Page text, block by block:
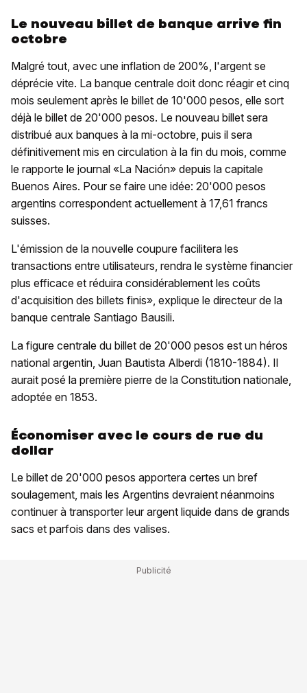
Le nouveau billet de banque arrive fin
octobre
Malgré tout, avec une inflation de 200%, l'argent se
déprécie vite. La banque centrale doit donc réagir et cinq
mois seulement après le billet de 10'000 pesos, elle sort
déjà le billet de 20'000 pesos. Le nouveau billet sera
distribué aux banques à la mi-octobre, puis il sera
définitivement mis en circulation à la fin du mois, comme
le rapporte le journal «La Nación» depuis la capitale
Buenos Aires. Pour se faire une idée: 20'000 pesos
argentins correspondent actuellement à 17,61 francs
suisses.
L'émission de la nouvelle coupure facilitera les
transactions entre utilisateurs, rendra le système financier
plus efficace et réduira considérablement les coûts
d'acquisition des billets finis», explique le directeur de la
banque centrale Santiago Bausili.
La figure centrale du billet de 20'000 pesos est un héros
national argentin, Juan Bautista Alberdi (1810-1884). Il
aurait posé la première pierre de la Constitution nationale,
adoptée en 1853.
Économiser avec le cours de rue du
dollar
Le billet de 20'000 pesos apportera certes un bref
soulagement, mais les Argentins devraient néanmoins
continuer à transporter leur argent liquide dans de grands
sacs et parfois dans des valises.